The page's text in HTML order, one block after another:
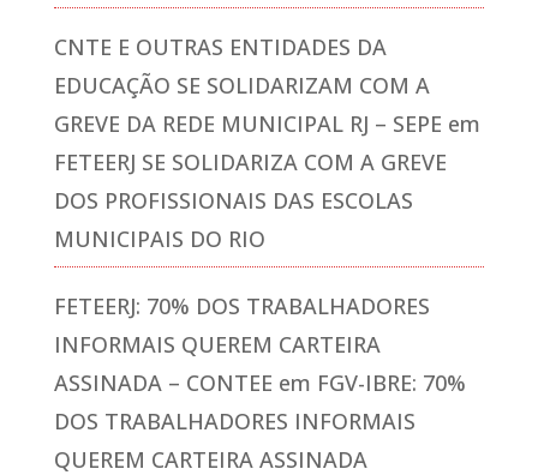
CNTE E OUTRAS ENTIDADES DA
EDUCAÇÃO SE SOLIDARIZAM COM A
GREVE DA REDE MUNICIPAL RJ – SEPE em
FETEERJ SE SOLIDARIZA COM A GREVE
DOS PROFISSIONAIS DAS ESCOLAS
MUNICIPAIS DO RIO
FETEERJ: 70% DOS TRABALHADORES
INFORMAIS QUEREM CARTEIRA
ASSINADA – CONTEE em FGV-IBRE: 70%
DOS TRABALHADORES INFORMAIS
QUEREM CARTEIRA ASSINADA